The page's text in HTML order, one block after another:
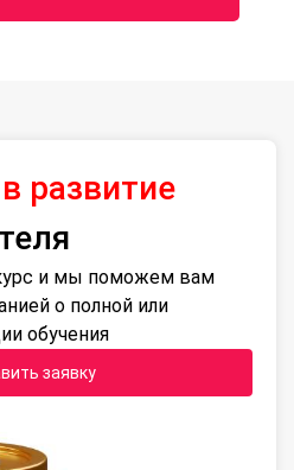
в развитие
и мы поможем вам
о полной или
обучения
заявку